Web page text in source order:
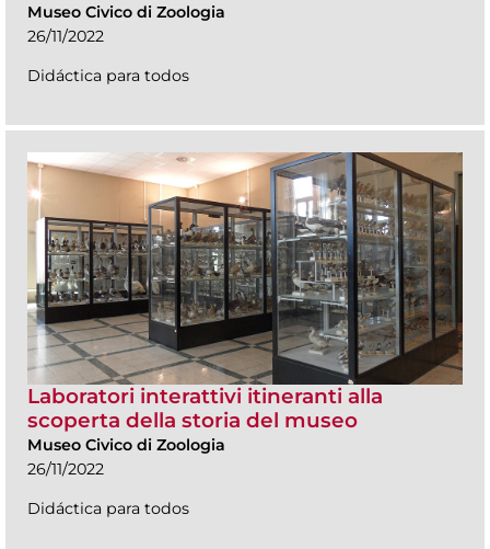
Museo Civico di Zoologia
26/11/2022
Didáctica para todos
Laboratori interattivi itineranti alla
scoperta della storia del museo
Museo Civico di Zoologia
26/11/2022
Didáctica para todos